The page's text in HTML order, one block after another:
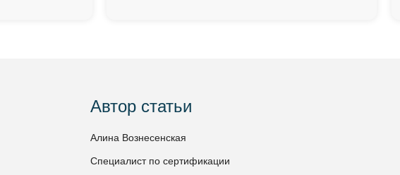
Автор статьи
Алина Вознесенская
Специалист по сертификации